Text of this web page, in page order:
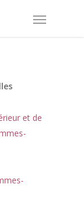
et de